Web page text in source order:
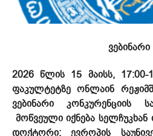
ვებინარი
2026 წლის 15 მაისს,
ფაკულტეტზე ონლაინ
ვებინარი
მოწვეული იქნება სელჩუკხან
დოქტორი; ევროპის